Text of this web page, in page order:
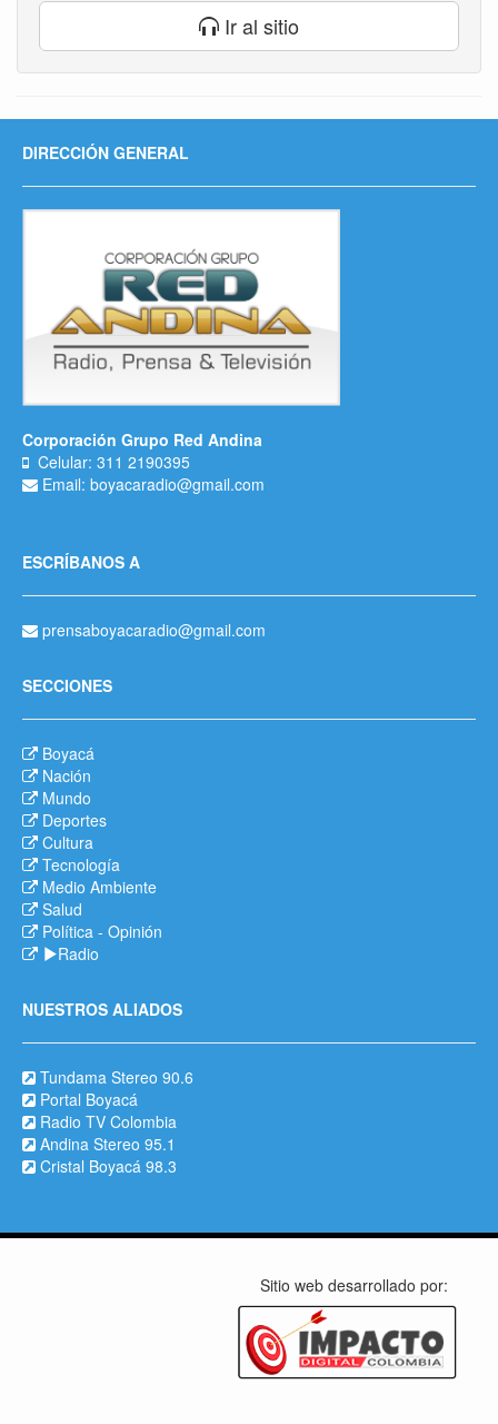
Ir al sitio
DIRECCIÓN GENERAL
Corporación Grupo Red Andina
Celular: 311 2190395
Email: boyacaradio@gmail.com
ESCRÍBANOS A
prensaboyacaradio@gmail.com
SECCIONES
Boyacá
Nación
Mundo
Deportes
Cultura
Tecnología
Medio Ambiente
Salud
Política - Opinión
Radio
NUESTROS ALIADOS
Tundama Stereo 90.6
Portal Boyacá
Radio TV Colombia
Andina Stereo 95.1
Cristal Boyacá 98.3
Sitio web desarrollado por: